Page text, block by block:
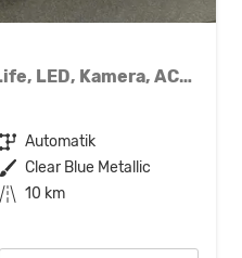
1.0 TSI 85 kW Life DSG Life, LED, Kamera, ACC, Side, Winter, 17-Zoll, 3-J. Garantie
Getriebe Automatik
Außenfarbe Clear Blue Metallic
Kilometerstand 10 km